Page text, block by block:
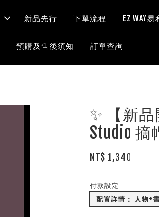
新品先行 下單流程 EZ WAY
預購及售後須知 訂單查詢
✨ 【新
Studio 摘
NT$ 1,340
付款設定